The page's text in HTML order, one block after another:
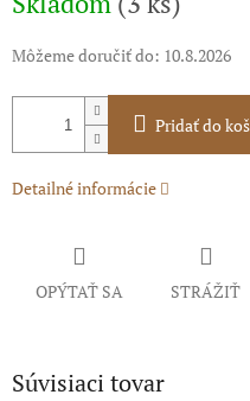
Môžeme doručiť do: 10.8.2026
Pridať do
Detailné informácie
OPÝTAŤ SA STRÁŽIŤ
Súvisiaci tovar